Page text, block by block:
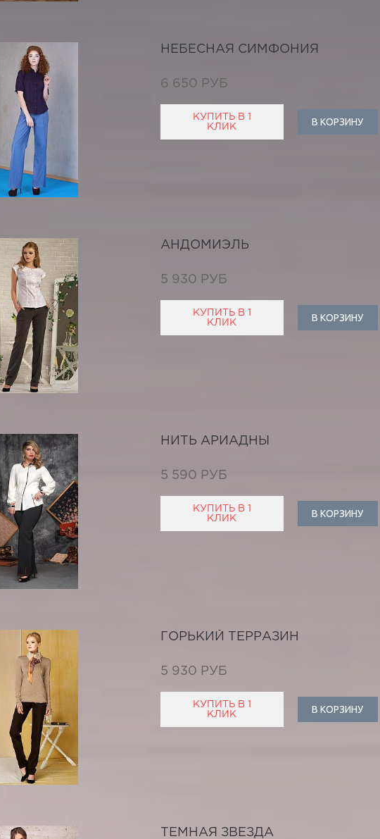
НЕБЕСНАЯ СИМФОНИЯ
6 650 РУБ
КУПИТЬ В 1
КЛИК
В КОРЗИНУ
АНДОМИЭЛЬ
5 930 РУБ
КУПИТЬ В 1
КЛИК
В КОРЗИНУ
НИТЬ АРИАДНЫ
5 590 РУБ
КУПИТЬ В 1
КЛИК
В КОРЗИНУ
ГОРЬКИЙ ТЕРРАЗИН
5 930 РУБ
КУПИТЬ В 1
КЛИК
В КОРЗИНУ
ТЕМНАЯ ЗВЕЗДА